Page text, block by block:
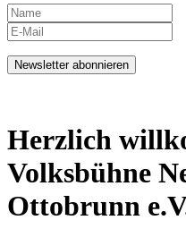
Newsletter abonnieren
Herzlich
Volksbühne
Ottobrunn